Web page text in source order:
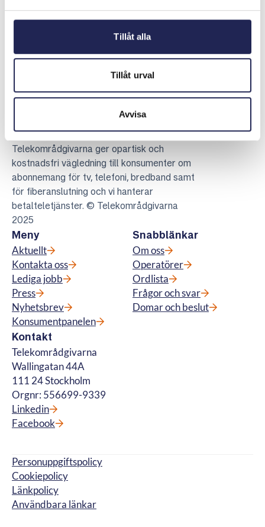
Tillåt alla
Tillåt urval
Avvisa
Dela sidan på Facebook
Dela sidan på Linkedin
Telekområdgivarna
Telekområdgivarna ger opartisk och
kostnadsfri vägledning till konsumenter om
abonnemang för tv, telefoni, bredband samt
för fiberanslutning och vi hanterar
betalteletjänster. © Telekområdgivarna
2025
Meny
Aktuellt
Kontakta oss
Lediga jobb
Press
Nyhetsbrev
Konsumentpanelen
Snabblänkar
Om oss
Operatörer
Ordlista
Frågor och svar
Domar och beslut
Kontakt
Telekområdgivarna
Wallingatan 44A
111 24 Stockholm
Orgnr: 556699-9339
Linkedin
Facebook
Personuppgiftspolicy
Cookiepolicy
Länkpolicy
Användbara länkar